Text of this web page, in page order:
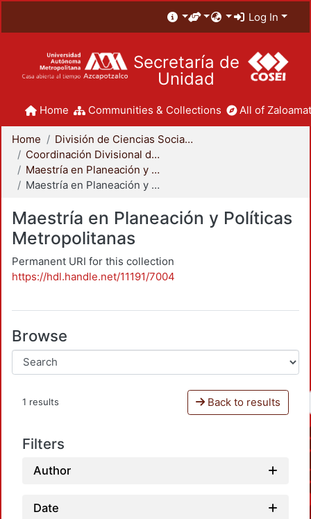
Log In
Secretaría de
Unidad
Home Communities & Collections All of
Home
División de Ciencias Sociales y Humanidades
Coordinación Divisional de Posgrado
Maestría en Planeación y Políticas Metropolitanas
Maestría en Planeación y Políticas Metropolitanas
Maestría en Planeación y Políticas
Metropolitanas
Permanent URI for this collection
https://hdl.handle.net/11191/7004
Browse
1 results Back to results
Filters
Author
Date